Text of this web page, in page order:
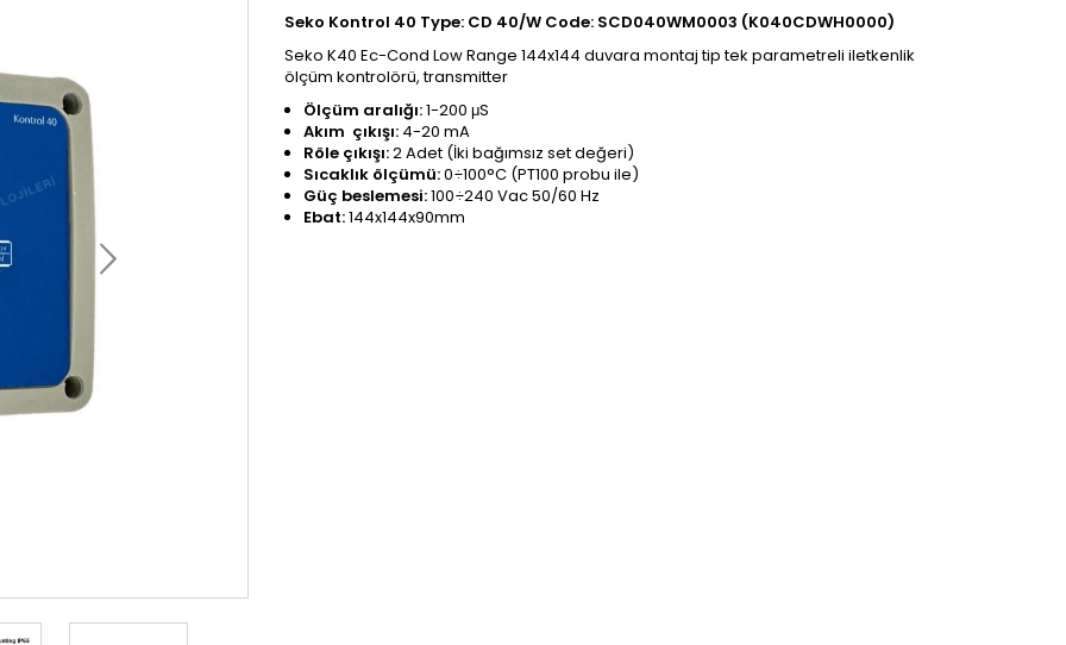
Seko Kontrol 40 Type: CD 40/W Code: SCD040WM0003 (K040CDWH0000)
Seko K40 Ec-Cond Low Range 144x144 duvara montaj tip tek parametreli iletkenlik
ölçüm kontrolörü, transmitter
Ölçüm aralığı:1-200 μS
Akım çıkışı: 4-20 mA
Röle çıkışı:2 Adet (İki bağımsız set değeri)
Sıcaklık ölçümü:0÷100°C (PT100 probu ile)
Güç beslemesi:100÷240 Vac 50/60 Hz
Ebat:144x144x90mm